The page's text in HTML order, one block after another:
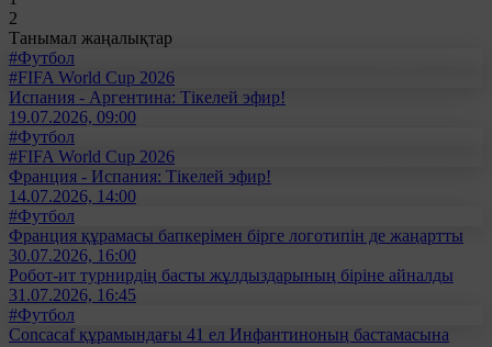
2
Танымал жаңалықтар
#Футбол
#FIFA World Cup 2026
Испания - Аргентина: Тікелей эфир!
19.07.2026, 09:00
#Футбол
#FIFA World Cup 2026
Франция - Испания: Тікелей эфир!
14.07.2026, 14:00
#Футбол
Франция құрамасы бапкерімен бірге логотипін де жаңартты
30.07.2026, 16:00
Робот-ит турнирдің басты жұлдыздарының біріне айналды
31.07.2026, 16:45
#Футбол
Concacaf құрамындағы 41 ел Инфантиноның бастамасына